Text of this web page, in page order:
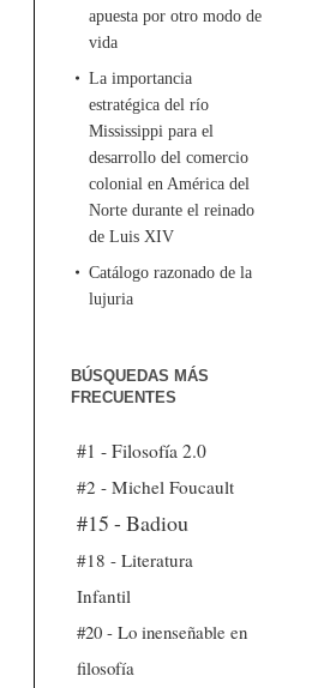
apuesta por otro modo de
vida
La importancia
estratégica del río
Mississippi para el
desarrollo del comercio
colonial en América del
Norte durante el reinado
de Luis XIV
Catálogo razonado de la
lujuria
BÚSQUEDAS MÁS
FRECUENTES
#1 - Filosofía 2.0
#2 - Michel Foucault
#15 - Badiou
#18 - Literatura
Infantil
#20 - Lo inenseñable en
filosofía